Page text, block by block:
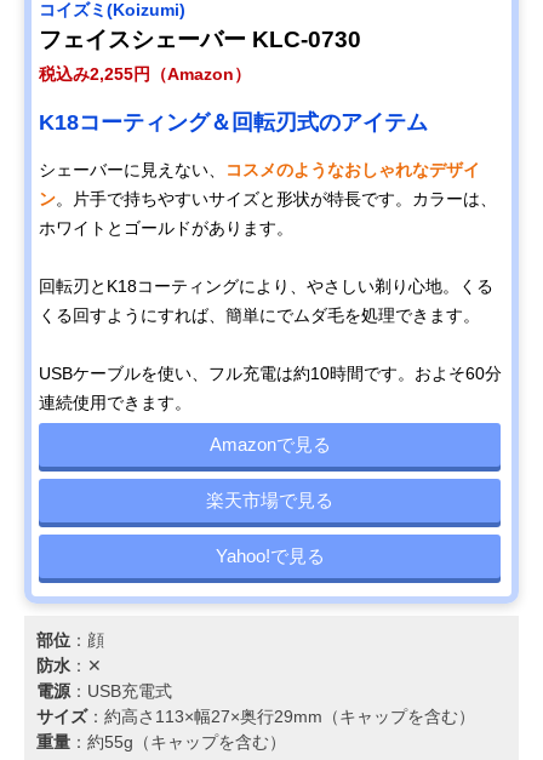
コイズミ(Koizumi)
フェイスシェーバー KLC-0730
税込み2,255円（Amazon）
K18コーティング＆回転刃式のアイテム
シェーバーに見えない、
コスメのようなおしゃれなデザイ
ン。片手で持ちやすいサイズと形状が特長です。カラーは、
ホワイトとゴールドがあります。
回転刃とK18コーティングにより、やさしい剃り心地。くる
くる回すようにすれば、簡単にでムダ毛を処理できます。
USBケーブルを使い、フル充電は約10時間です。およそ60分
連続使用できます。
Amazonで見る
楽天市場で見る
Yahoo!で見る
部位 ：顔
防水 ：✕
電源：USB充電式
サイズ：約高さ113×幅27×奥行29mm（キャップを含む）
重量 ：約55g（キャップを含む）